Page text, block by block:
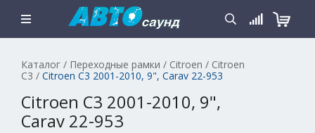
Каталог / Переходные рамки / Citroen / Citroen
C3 / Citroen C3 2001-2010, 9", Carav 22-953
Citroen C3 2001-2010, 9",
Carav 22-953